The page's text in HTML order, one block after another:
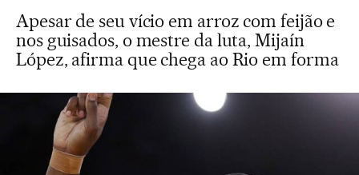
Apesar de seu vício em arroz com feijão e
nos guisados, o mestre da luta, Mijaín
López, afirma que chega ao Rio em forma